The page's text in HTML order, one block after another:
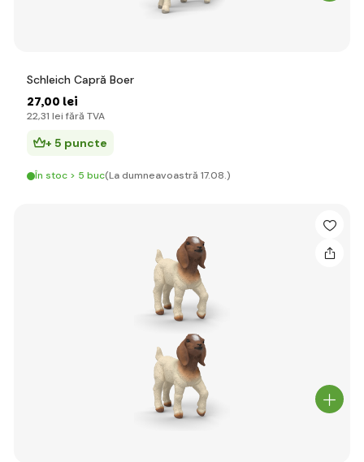
Schleich Capră Boer
27,00 lei
22,31 lei fără TVA
+ 5 puncte
În stoc > 5 buc(La dumneavoastră 17.08.)